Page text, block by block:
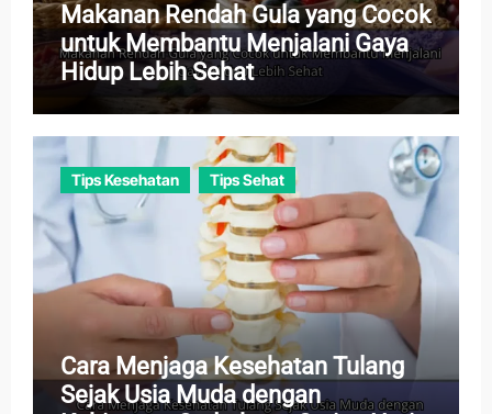
Makanan Rendah Gula yang Cocok
untuk Membantu Menjalani Gaya
Hidup Lebih Sehat
Tips Kesehatan Tips Sehat
Cara Menjaga Kesehatan Tulang
Sejak Usia Muda dengan